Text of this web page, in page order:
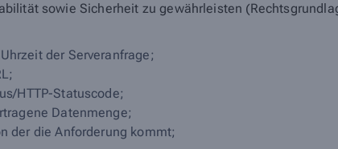
sowie Sicherheit zu gewährleisten
der Serveranfrage;
HTTP-Statuscode;
Datenmenge;
der die Anforderung kommt;